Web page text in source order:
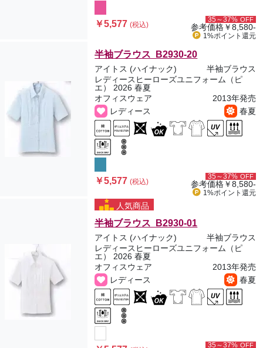
￥5,577(税込)
35～37% OFF
参考価格￥8,580-
1%ポイント 還元
半袖ブラウス B2930-20
アイトス (ハイナック)
半袖ブラウス
レディースヒーローズユニフォーム（ピ
エ） 2026 春夏
オフィスウェア
2013年発売
レディース
春夏
￥5,577(税込)
35～37% OFF
参考価格￥8,580-
1%ポイント 還元
人気商品
半袖ブラウス B2930-01
アイトス (ハイナック)
半袖ブラウス
レディースヒーローズユニフォーム（ピ
エ） 2026 春夏
オフィスウェア
2013年発売
レディース
春夏
35～37% OFF